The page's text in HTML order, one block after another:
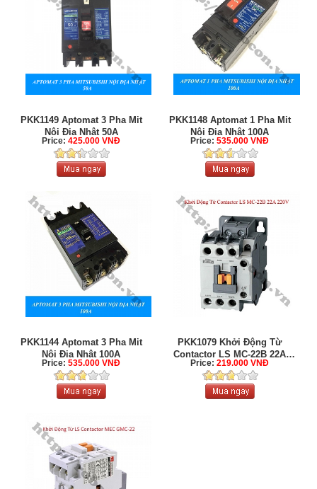
PKK1149 Aptomat 3 Pha Mit
Nội Địa Nhật 50A
Price:425.000 VNĐ
PKK1148 Aptomat 1 Pha Mit
Nội Địa Nhật 100A
Price:535.000 VNĐ
PKK1144 Aptomat 3 Pha Mit
Nội Địa Nhật 100A
Price:535.000 VNĐ
PKK1079 Khởi Động Từ
Contactor LS MC-22B 22A
220V
Price:219.000 VNĐ